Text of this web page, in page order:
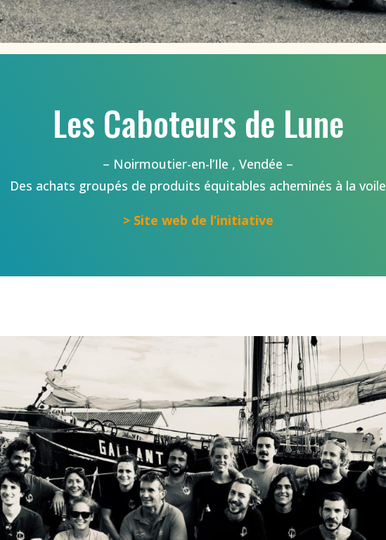
Les Caboteurs de Lune
– Noirmoutier-en-l’Ile , Vendée –
Des achats groupés de produits équitables acheminés à la voile
> Site web de l’initiative